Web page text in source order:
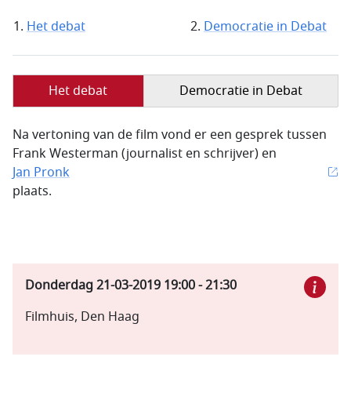
Het debat Democratie in Debat
Het debat Democratie in Debat
Na vertoning van de film vond er een gesprek tussen
Frank Westerman (journalist en schrijver) en
Jan Pronk
plaats.
Donderdag 21-03-2019 19:00-21:30
Filmhuis, Den Haag